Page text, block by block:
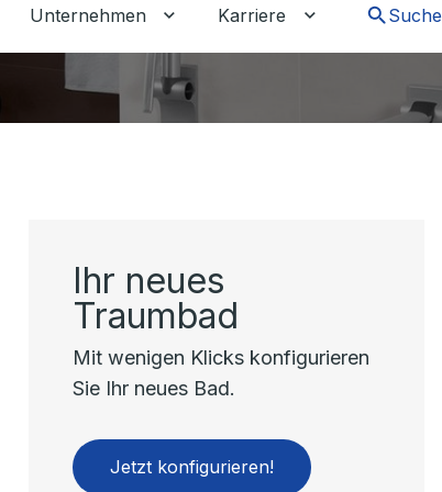
Suche
umschaltenfür Gewerbekunden umschalten
Unternehmen Untermenü für Unternehmen
Karriere Untermenü für
Ihr neues
Traumbad
Mit wenigen Klicks konfigurieren
Sie Ihr neues Bad.
Jetzt konfigurieren!